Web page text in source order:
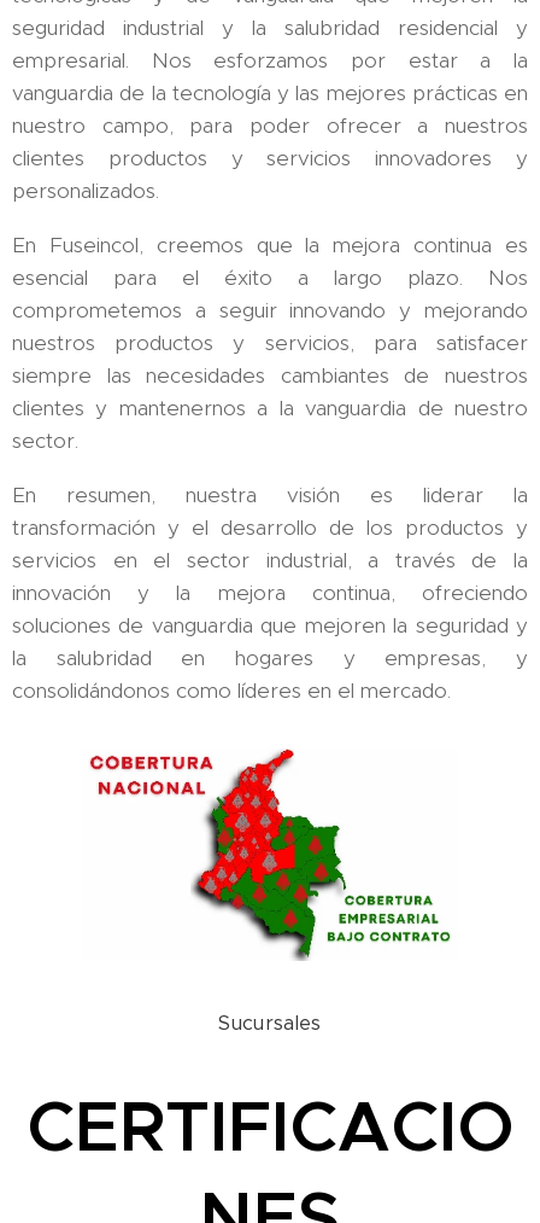
seguridad industrial y la salubridad residencial y
empresarial. Nos esforzamos por estar a la
vanguardia de la tecnología y las mejores prácticas en
nuestro campo, para poder ofrecer a nuestros
clientes productos y servicios innovadores y
personalizados.
En Fuseincol, creemos que la mejora continua es
esencial para el éxito a largo plazo. Nos
comprometemos a seguir innovando y mejorando
nuestros productos y servicios, para satisfacer
siempre las necesidades cambiantes de nuestros
clientes y mantenernos a la vanguardia de nuestro
sector.
En resumen, nuestra visión es liderar la
transformación y el desarrollo de los productos y
servicios en el sector industrial, a través de la
innovación y la mejora continua, ofreciendo
soluciones de vanguardia que mejoren la seguridad y
la salubridad en hogares y empresas, y
consolidándonos como líderes en el mercado.
Sucursales
CERTIFICACIO